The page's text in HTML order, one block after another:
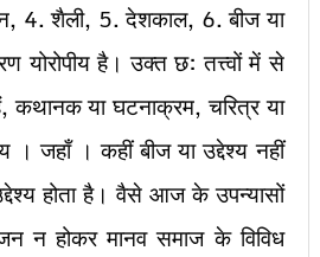
4. शैली, 5. देशकाल, 6. बीज या
योरोपीय है। उक्त छ: तत्त्वों में से
कथानक या घटनाक्रम, चरित्र या
। जहाँ । कहीं बीज या उद्देश्य नहीं
होता है। वैसे आज के उपन्यासों
न होकर मानव समाज के विविध